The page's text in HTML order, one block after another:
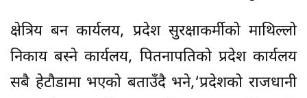
क्षेत्रिय बन कार्यलय, प्रदेश सुरक्षाकर्मीको माथिल्लो
निकाय बस्ने कार्यलय, पितनापतिको प्रदेश कार्यलय
सबै हेटौडामा भएको बताउँदै भने,‘प्रदेशको राजधानी